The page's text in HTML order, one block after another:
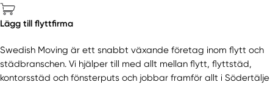
Lägg till flyttfirma
Swedish Moving är ett snabbt växande företag inom flytt och
städbranschen. Vi hjälper till med allt mellan flytt, flyttstäd,
kontorsstäd och fönsterputs och jobbar framför allt i Södertälje